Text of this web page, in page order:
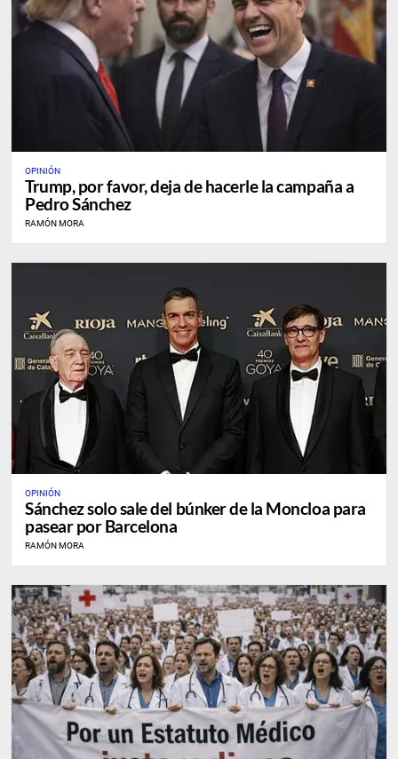
OPINIÓN
Trump, por favor, deja de hacerle la campaña a
Pedro Sánchez
RAMÓN MORA
OPINIÓN
Sánchez solo sale del búnker de la Moncloa para
pasear por Barcelona
RAMÓN MORA